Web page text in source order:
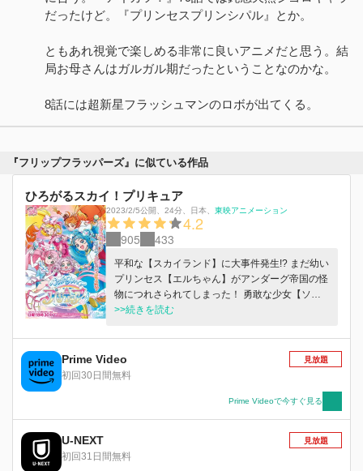
だったけど。『プリンセスプリンシパル』とか。
ともあれ視覚で楽しめる非常に良いアニメだと思う。結
局お母さんはガルガル期だったということなのかな。
8話には超新星フラッシュマンのロボが出てくる。
『フリップフラッパーズ』に似ている作品
ひろがるスカイ！プリキュア
2023/2/5公開 24分 日本 東映アニメーション
4.2
905 433
平和な【スカイランド】に大事件発生!? まだ幼い
プリンセス【エルちゃん】がアンダーグ帝国の怪
物につれさられてしまった！ 勇敢な少女【ソ
ラ】はプリンセスを追ってふしぎな穴へ。その先
いて……!? 『テレビ』? 『自動車』!？ それっ
て魔法の道具ですかっ!?!? でも驚いているひまな
んかない！早くプリンセスをお城に帰してあげな
キュアたちの冒険がいま始まる！ 「ヒーローの
出番です！」
>>続きを読む
Prime Video
初回30日間無料
見放題
Prime Videoで今すぐ見る
U-NEXT
初回31日間無料
見放題